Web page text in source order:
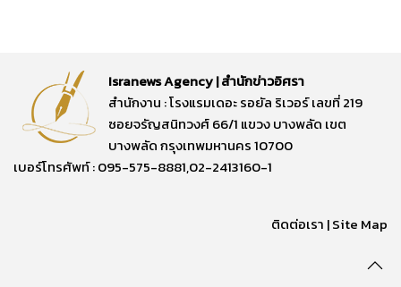
Isranews Agency | สำนักข่าวอิศรา
สำนักงาน : โรงแรมเดอะ รอยัล ริเวอร์ เลขที่ 219
ซอยจรัญสนิทวงศ์ 66/1 แขวง บางพลัด เขต
บางพลัด กรุงเทพมหานคร 10700
เบอร์โทรศัพท์ : 095-575-8881,02-2413160-1
ติดต่อเรา |Site Map